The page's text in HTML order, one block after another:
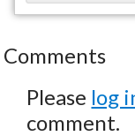
Comments
Please log
comment.